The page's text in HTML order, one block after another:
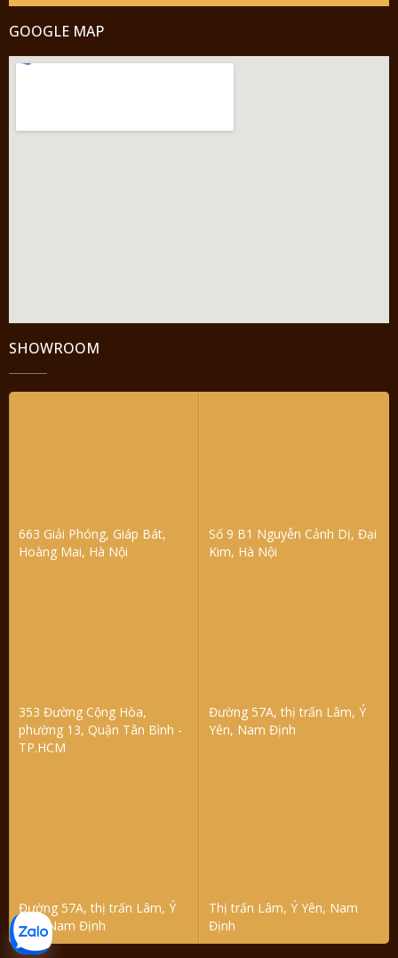
GOOGLE MAP
SHOWROOM
663 Giải Phóng, Giáp Bát,
Hoàng Mai, Hà Nội
Số 9 B1 Nguyễn Cảnh Dị, Đại
Kim, Hà Nội
353 Đường Cộng Hòa,
phường 13, Quận Tân Bình -
TP.HCM
Đường 57A, thị trấn Lâm, Ý
Yên, Nam Định
Đường 57A, thị trấn Lâm, Ý
Yên, Nam Định
Thị trấn Lâm, Ý Yên, Nam
Định